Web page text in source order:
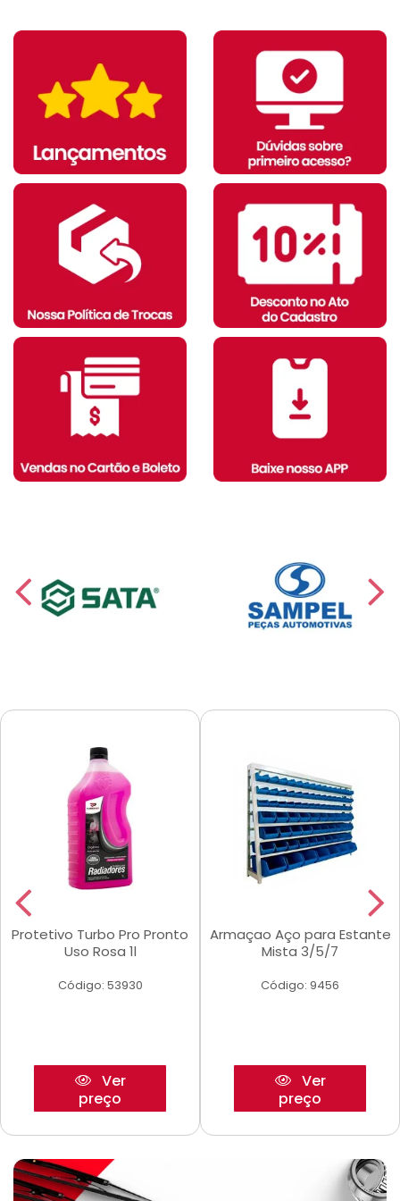
Protetivo Turbo Pro Pronto
Uso Rosa 1l
Código: 53930
Ver
preço
Armaçao Aço para Estante
Mista 3/5/7
Código: 9456
Ver
preço